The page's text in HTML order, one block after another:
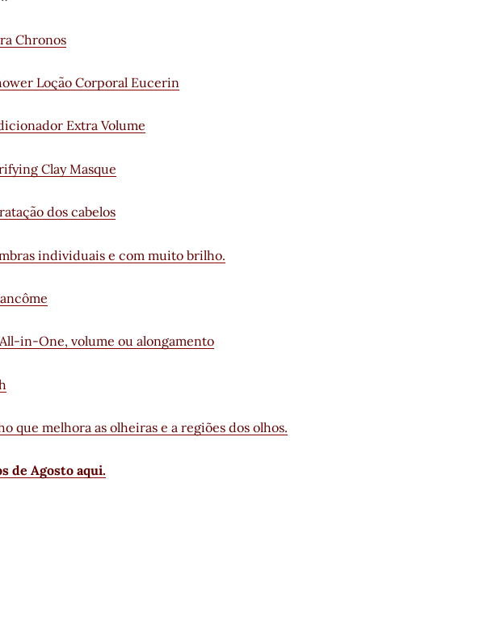
Chronos
Loção Corporal Eucerin
Extra Volume
Clay Masque
dos cabelos
individuais e com muito brilho.
in-One, volume ou alongamento
que melhora as olheiras e a regiões dos olhos.
de Agosto aqui.